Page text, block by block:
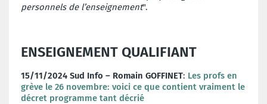
personnels de l’enseignement".
ENSEIGNEMENT QUALIFIANT
15/11/2024 Sud Info – Romain GOFFINET: Les profs en
grève le 26 novembre: voici ce que contient vraiment le
décret programme tant décrié